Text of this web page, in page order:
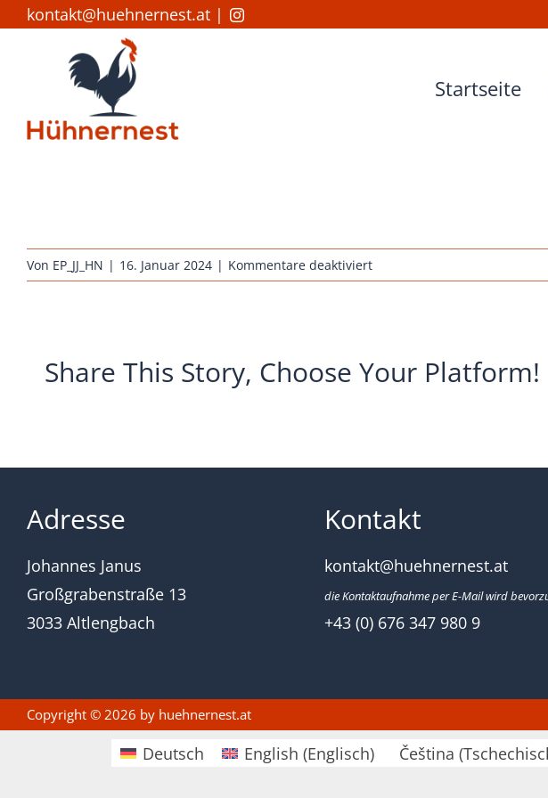
Zumkontakt@huehnernest.at|
Startseite
Von EP_JJ_HN | 16. Januar 2024 | Kommentare deaktiviertfür
erhaltungszucht-
Share This Story, Choose Your Platform!
Adresse
Johannes Janus
Großgrabenstraße 13
3033 Altlengbach
Kontakt
kontakt@huehnernest.at
die Kontaktaufnahme per E-Mail wird
+43 (0) 676 347 980 9
Copyright © 2026 by huehnernest.at
Deutsch English (Englisch) Čeština (